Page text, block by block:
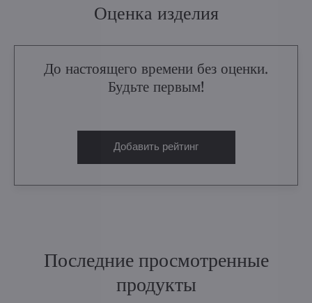
Оценка изделия
До настоящего времени без оценки.
Будьте первым!
Добавить рейтинг
Последние просмотренные
продукты